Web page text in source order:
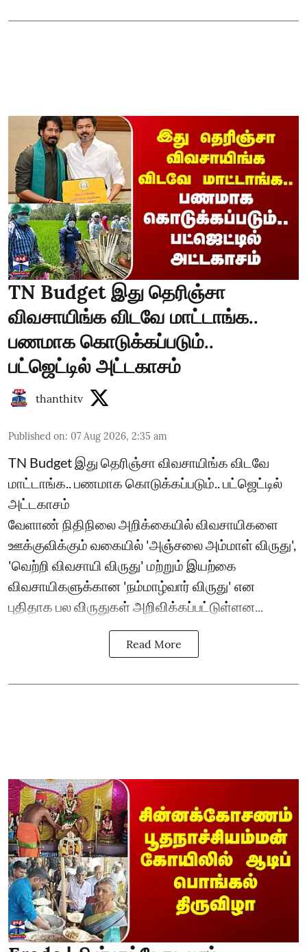
TN Budget இது தெரிஞ்சா
விவசாயிங்க விடவே மாட்டாங்க..
பணமாக கொடுக்கப்படும்..
பட்ஜெட்டில் அட்டகாசம்
thanthitv
Published on: 07 Aug 2026, 2:35 am
TN Budget இது தெரிஞ்சா விவசாயிங்க விடவே
மாட்டாங்க.. பணமாக கொடுக்கப்படும்.. பட்ஜெட்டில்
அட்டகாசம்
வேளாண் நிதிநிலை அறிக்கையில் விவசாயிகளை
ஊக்குவிக்கும் வகையில் 'அஞ்சலை அம்மாள் விருது',
'வெற்றி விவசாயி விருது' மற்றும் இயற்கை
விவசாயிகளுக்கான 'நம்மாழ்வார் விருது' என
புதிதாக பல விருதுகள் அறிவிக்கப்பட்டுள்ளன...
Read More